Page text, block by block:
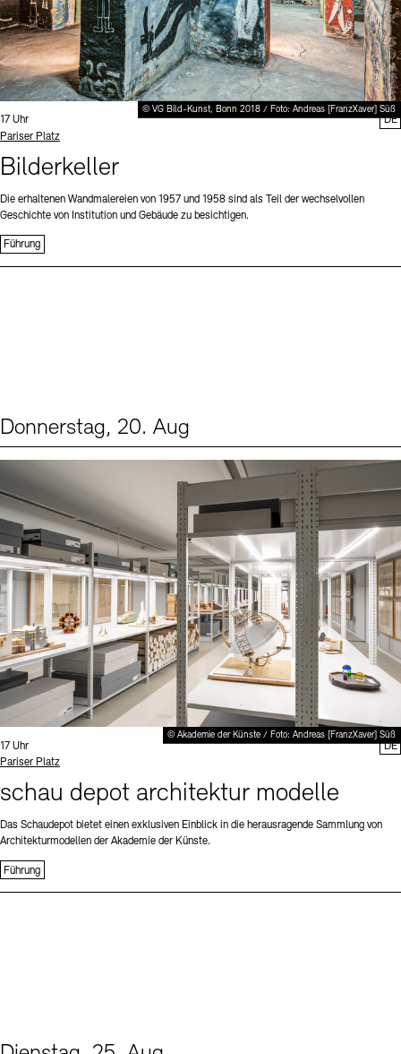
© VG Bild-Kunst, Bonn 2018 / Foto: Andreas [FranzXaver] Süß
Uhrzeit:
17 Uhr
Standort
Pariser Platz
Bilderkeller
Die erhaltenen Wandmalereien von 1957 und 1958 sind als Teil der wechselvollen
Geschichte von Institution und Gebäude zu besichtigen.
Führung
DE
Donnerstag, 20. Aug
© Akademie der Künste / Foto: Andreas [FranzXaver] Süß
Uhrzeit:
17 Uhr
Standort
Pariser Platz
schau depot architektur modelle
Das Schaudepot bietet einen exklusiven Einblick in die herausragende Sammlung von
Architekturmodellen der Akademie der Künste.
Führung
DE